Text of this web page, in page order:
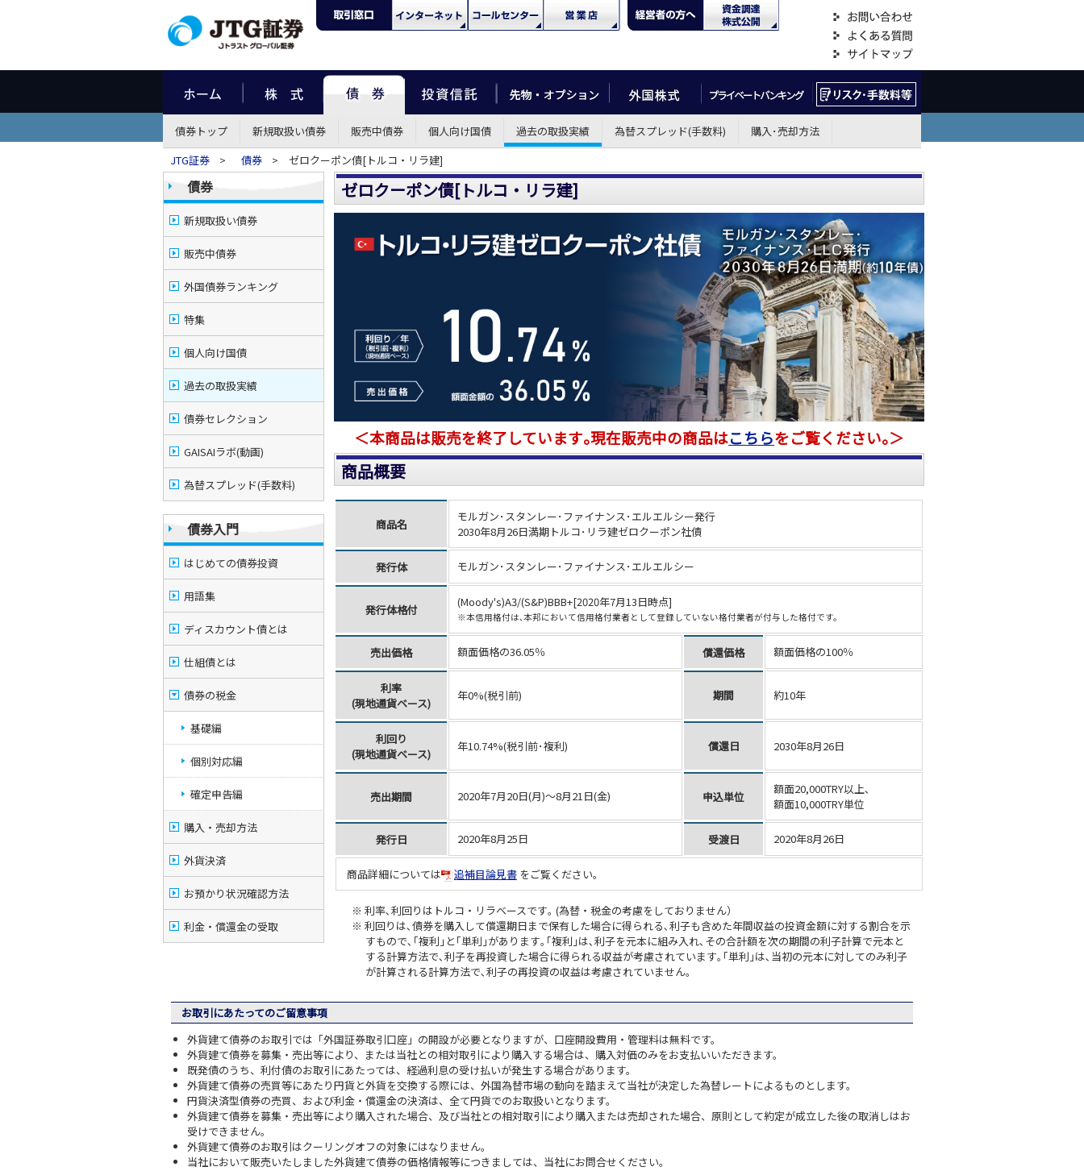
債券トップ 新規取扱い債券 販売中債券 個人向け国債 過去の取扱実績 為替スプレッド(手数料)
購入･売却方法
JTG証券
> 債券 > ゼロクーポン債[トルコ・リラ建]
ゼロクーポン債[トルコ・リラ建]
＜本商品は販売を終了しています｡現在販売中の商品はこちらをご覧ください｡＞
商品概要
商品名
モルガン･スタンレー･ファイナンス･エルエルシー発行
2030年8月26日満期トルコ･リラ建ゼロクーポン社債
発行体 モルガン･スタンレー･ファイナンス･エルエルシー
発行体格付
(Moody's)A3/(S&P)BBB+[2020年7月13日時点]
※本信用格付は､本邦において信用格付業者として登録していない格付業者が付与した格付です。
売出価格 額面価格の36.05％ 償還価格 額面価格の100％
利率
(現地通貨ベース)
年0%(税引前) 期間 約10年
利回り
(現地通貨ベース)
年10.74%(税引前･複利) 償還日 2030年8月26日
売出期間 2020年7月20日(月)～8月21日(金) 申込単位
額面20,000TRY以上､
額面10,000TRY単位
発行日 2020年8月25日 受渡日 2020年8月26日
商品詳細については 追補目論見書 をご覧ください。
利率､利回りはトルコ・リラベースです｡ (為替・税金の考慮をしておりません）
利回りは､債券を購入して償還期日まで保有した場合に得られる､利子も含めた年間収益の投資金額に対する割合を示
すもので､｢複利｣と｢単利｣があります｡｢複利｣は､利子を元本に組み入れ､その合計額を次の期間の利子計算で元本と
する計算方法で､利子を再投資した場合に得られる収益が考慮されています｡｢単利｣は､当初の元本に対してのみ利子
が計算される計算方法で､利子の再投資の収益は考慮されていません｡
債券
新規取扱い債券
販売中債券
外国債券ランキング
特集
個人向け国債
過去の取扱実績
債券セレクション
GAISAIラボ(動画)
為替スプレッド(手数料)
債券入門
はじめての債券投資
用語集
ディスカウント債とは
仕組債とは
債券の税金
基礎編
個別対応編
確定申告編
購入・売却方法
外貨決済
お預かり状況確認方法
利金・償還金の受取
お取引にあたってのご留意事項
外貨建て債券のお取引では「外国証券取引口座」の開設が必要となりますが、口座開設費用・管理料は無料です。
外貨建て債券を募集・売出等により、または当社との相対取引により購入する場合は、購入対価のみをお支払いいただきます。
既発債のうち、利付債のお取引にあたっては、経過利息の受け払いが発生する場合があります。
外貨建て債券の売買等にあたり円貨と外貨を交換する際には、外国為替市場の動向を踏まえて当社が決定した為替レートによるものとします。
円貨決済型債券の売買、および利金・償還金の決済は、全て円貨でのお取扱いとなります。
外貨建て債券を募集・売出等により購入された場合、及び当社との相対取引により購入または売却された場合、原則として約定が成立した後の取消しはお
受けできません。
外貨建て債券のお取引はクーリングオフの対象にはなりません。
当社において販売いたしました外貨建て債券の価格情報等につきましては、当社にお問合せください。